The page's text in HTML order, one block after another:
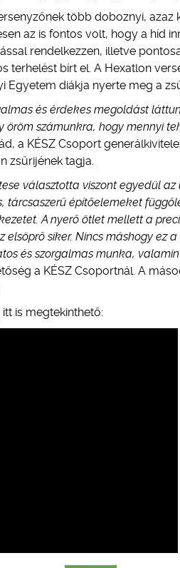
több doboznyi, azaz
az is fontos volt, hogy a híd
rendelkezzen, illetve
terhelést bírt el. A Hexatlon
Egyetem diákja nyerte meg a
és érdekes megoldást
számunkra, hogy mennyi
a KÉSZ Csoport
zsűrijének tagja.
választotta viszont egyedül
tárcsaszerű építőelemeket
A nyerő ötlet mellett a
elsöprő siker. Nincs máshogy ez
és szorgalmas munka,
a KÉSZ Csoportnál. A
is megtekinthető: